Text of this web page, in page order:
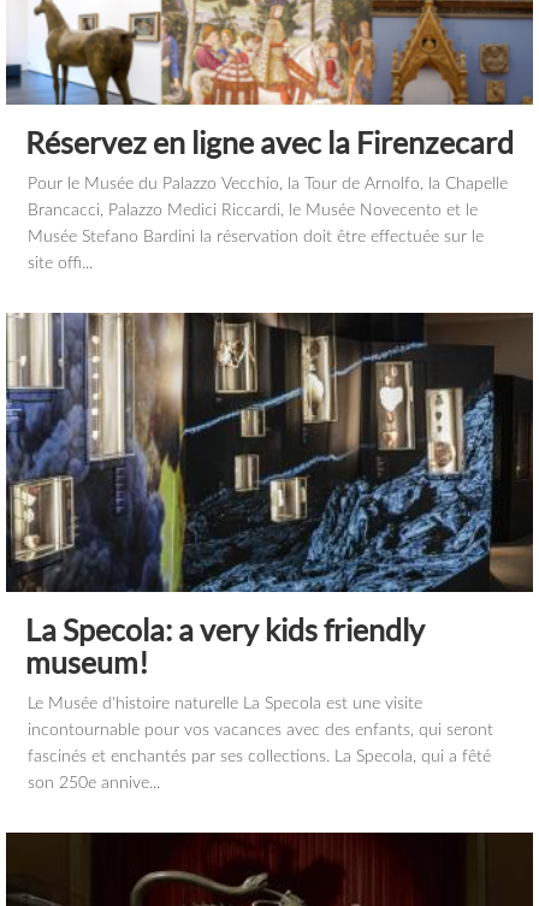
Réservez en ligne avec la Firenzecard
Pour le Musée du Palazzo Vecchio, la Tour de Arnolfo, la Chapelle
Brancacci, Palazzo Medici Riccardi, le Musée Novecento et le
Musée Stefano Bardini la réservation doit être effectuée sur le
site offi...
La Specola: a very kids friendly
museum!
Le Musée d'histoire naturelle La Specola est une visite
incontournable pour vos vacances avec des enfants, qui seront
fascinés et enchantés par ses collections. La Specola, qui a fêté
son 250e annive...